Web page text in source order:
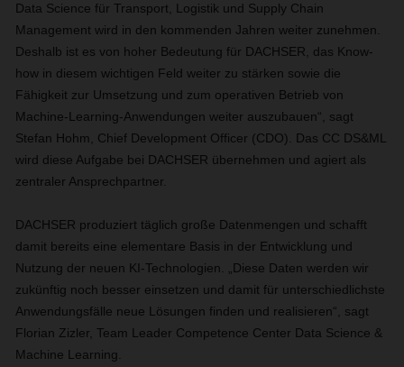
Data Science für Transport, Logistik und Supply Chain
Management wird in den kommenden Jahren weiter zunehmen.
Deshalb ist es von hoher Bedeutung für DACHSER, das Know-
how in diesem wichtigen Feld weiter zu stärken sowie die
Fähigkeit zur Umsetzung und zum operativen Betrieb von
Machine-Learning-Anwendungen weiter auszubauen“, sagt
Stefan Hohm, Chief Development Officer (CDO). Das CC DS&ML
wird diese Aufgabe bei DACHSER übernehmen und agiert als
zentraler Ansprechpartner.
DACHSER produziert täglich große Datenmengen und schafft
damit bereits eine elementare Basis in der Entwicklung und
Nutzung der neuen KI-Technologien. „Diese Daten werden wir
zukünftig noch besser einsetzen und damit für unterschiedlichste
Anwendungsfälle neue Lösungen finden und realisieren“, sagt
Florian Zizler, Team Leader Competence Center Data Science &
Machine Learning.